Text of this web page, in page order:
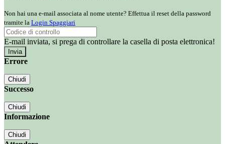
Non hai una e-mail associata al nome utente? Effettua il reset della password
tramite la Login Spaggiari
E-mail inviata, si prega di controllare la casella di posta elettronica!
Errore
Chiudi
Successo
Chiudi
Informazione
Chiudi